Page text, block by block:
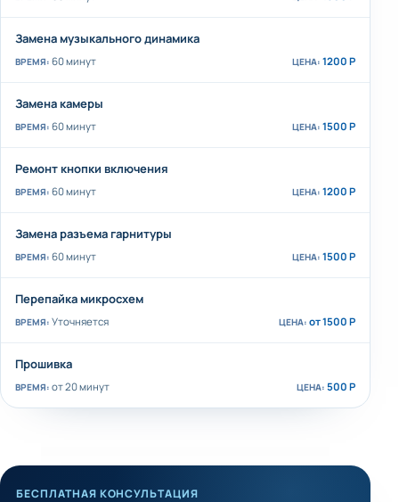
Замена музыкального динамика
60 минут 1200 Р
Замена камеры
60 минут 1500 Р
Ремонт кнопки включения
60 минут 1200 Р
Замена разъема гарнитуры
60 минут 1500 Р
Перепайка микросхем
Уточняется от 1500 Р
Прошивка
от 20 минут 500 Р
БЕСПЛАТНАЯ КОНСУЛЬТАЦИЯ